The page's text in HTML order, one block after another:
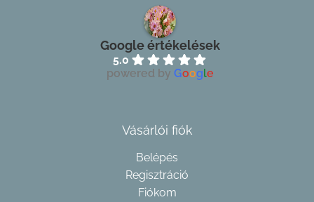
Google értékelések
5.0
powered by Google
Vásárlói fiók
Belépés
Regisztráció
Fiókom